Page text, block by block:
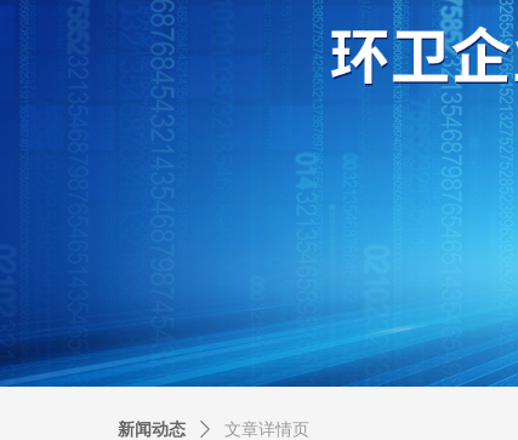
新闻动态 ꄲ 文章详情页